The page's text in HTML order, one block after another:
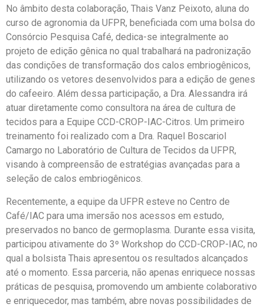
No âmbito desta colaboração, Thais Vanz Peixoto, aluna do
curso de agronomia da UFPR, beneficiada com uma bolsa do
Consórcio Pesquisa Café, dedica-se integralmente ao
projeto de edição gênica no qual trabalhará na padronização
das condições de transformação dos calos embriogênicos,
utilizando os vetores desenvolvidos para a edição de genes
do cafeeiro. Além dessa participação, a Dra. Alessandra irá
atuar diretamente como consultora na área de cultura de
tecidos para a Equipe CCD-CROP-IAC-Citros. Um primeiro
treinamento foi realizado com a Dra. Raquel Boscariol
Camargo no Laboratório de Cultura de Tecidos da UFPR,
visando à compreensão de estratégias avançadas para a
seleção de calos embriogênicos.
Recentemente, a equipe da UFPR esteve no Centro de
Café/IAC para uma imersão nos acessos em estudo,
preservados no banco de germoplasma. Durante essa visita,
participou ativamente do 3º Workshop do CCD-CROP-IAC, no
qual a bolsista Thais apresentou os resultados alcançados
até o momento. Essa parceria, não apenas enriquece nossas
práticas de pesquisa, promovendo um ambiente colaborativo
e enriquecedor, mas também, abre novas possibilidades de